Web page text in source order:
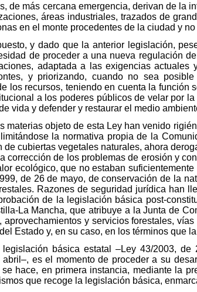
de más cercana emergencia, derivan de la
áreas industriales, trazados de
en el monte procedentes de la ciudad y
y dado que la anterior legislación,
de proceder a una nueva regulación
adaptada a las exigencias
y priorizando, cuando no sea
los recursos, teniendo en cuenta la
a los poderes públicos de velar por
vida y defender y restaurar el medio
materias objeto de esta Ley han venido
la normativa propia de la
de cubiertas vegetales naturales, ahora
corrección de los problemas de erosión y
ecológico, que no estaban
de 26 de mayo, de conservación de la
Razones de seguridad jurídica han
de la legislación básica post-
La Mancha, que atribuye a la Junta de
aprovechamientos y servicios forestales,
Estado y, en su caso, en los términos que
legislación básica estatal –Ley 43/2003,
es el momento de proceder a su
hace, en primera instancia, mediante la
que recoge la legislación básica,